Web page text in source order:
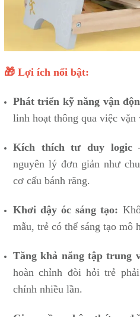
🎁 Lợi ích nổi bật:
Phát triển kỹ năng vận
linh hoạt thông qua việc
Kích thích tư duy logic
nguyên lý đơn giản như
cơ cấu bánh răng.
Khơi dậy óc sáng tạo:
mẫu, trẻ có thể sáng tạo mô
Tăng khả năng tập trung
hoàn chỉnh đòi hỏi trẻ
chỉnh nhiều lần.